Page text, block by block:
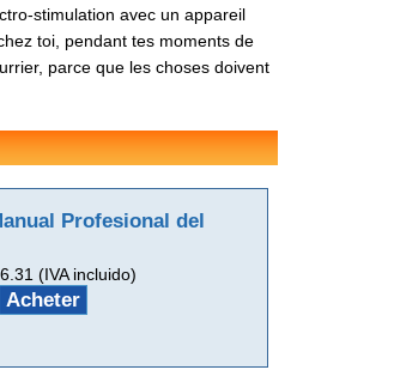
stimulation avec un appareil
toi, pendant tes moments de
parce que les choses doivent
Profesional del
(IVA incluido)
Acheter